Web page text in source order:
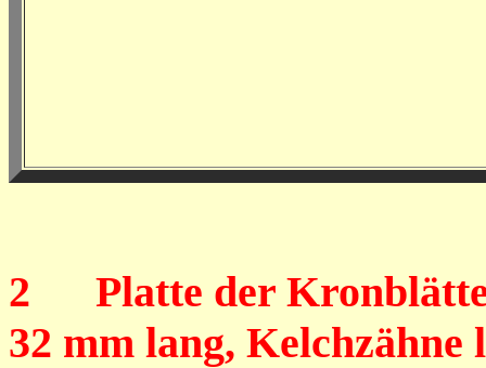
2 Platte der
32 mm lang,